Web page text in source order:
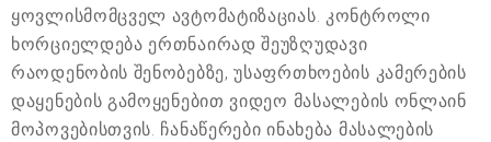
ყოვლისმომცველ ავტომატიზაციას. კონტროლი
ხორციელდება ერთნაირად შეუზღუდავი
რაოდენობის შენობებზე, უსაფრთხოების კამერების
დაყენების გამოყენებით ვიდეო მასალების ონლაინ
მოპოვებისთვის. ჩანაწერები ინახება მასალების